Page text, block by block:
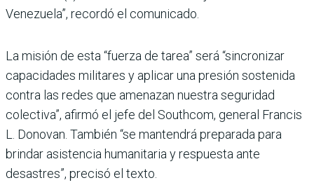
Venezuela”, recordó el comunicado.
La misión de esta “fuerza de tarea” será “sincronizar
capacidades militares y aplicar una presión sostenida
contra las redes que amenazan nuestra seguridad
colectiva”, afirmó el jefe del Southcom, general Francis
L. Donovan. También “se mantendrá preparada para
brindar asistencia humanitaria y respuesta ante
desastres”, precisó el texto.